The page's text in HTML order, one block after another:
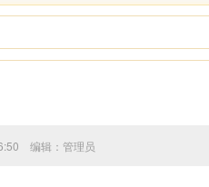
编辑：管理员